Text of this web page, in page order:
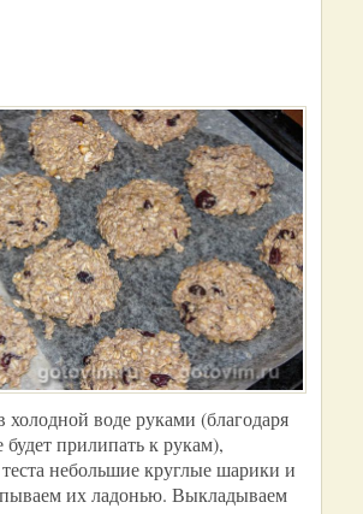
воде руками (благодаря
будет прилипать к рукам),
небольшие круглые шарики и
их ладонью. Выкладываем